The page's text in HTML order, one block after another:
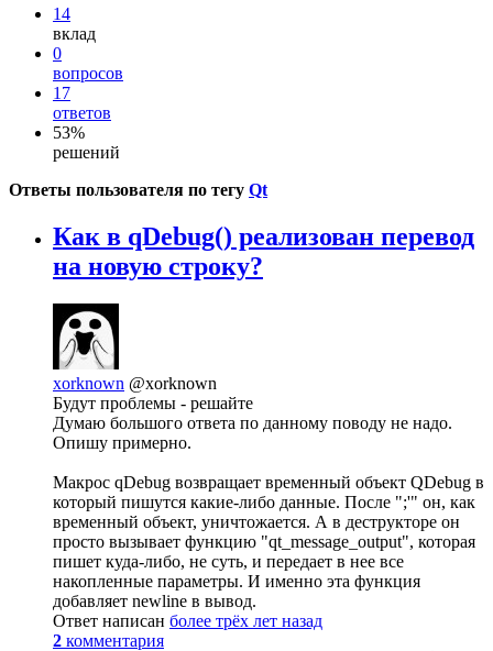
14
вклад
0
вопросов
17
ответов
53%
решений
Ответы пользователя по тегу Qt
Как в qDebug() реализован перевод
на новую строку?
xorknown @xorknown
Будут проблемы - решайте
Думаю большого ответа по данному поводу не надо.
Опишу примерно.
Макрос qDebug возвращает временный объект QDebug в
который пишутся какие-либо данные. После ";'" он, как
временный объект, уничтожается. А в деструкторе он
просто вызывает функцию "qt_message_output", которая
пишет куда-либо, не суть, и передает в нее все
накопленные параметры. И именно эта функция
добавляет newline в вывод.
Ответ написан более трёх лет назад
2 комментария